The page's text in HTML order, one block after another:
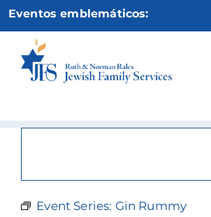
contenido
Eventos emblemáticos:
Event Series: Gin Rummy